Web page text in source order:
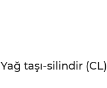
Yağ taşı-silindir (CL)